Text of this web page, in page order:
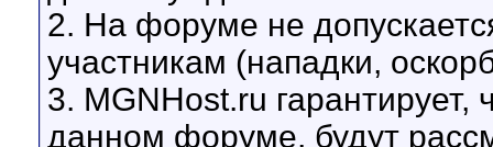
2. На форуме не
участникам (нападки,
3. MGNHost.ru
данном форуме, будут